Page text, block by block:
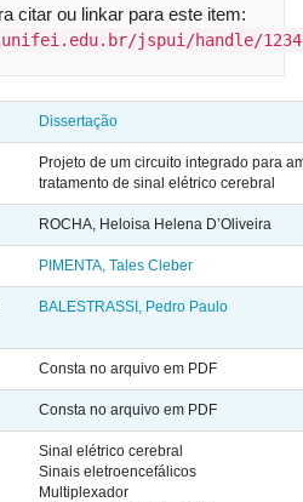
citar ou linkar para este item:
jspui/handle/
Dissertação
Projeto de um circuito integrado para
tratamento de sinal elétrico cerebral
ROCHA, Heloisa Helena D’Oliveira
PIMENTA, Tales Cleber
BALESTRASSI, Pedro Paulo
Consta no arquivo em PDF
Consta no arquivo em PDF
Sinal elétrico cerebral
Sinais eletroencefálicos
Multiplexador